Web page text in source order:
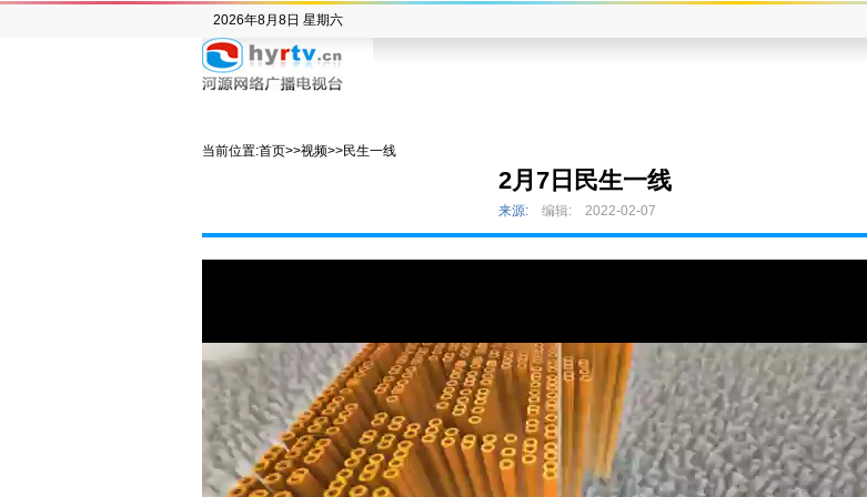
2026年8月8日 星期六
当前位置:首页>>视频>>民生一线
2月7日民生一线
来源: 编辑: 2022-02-07